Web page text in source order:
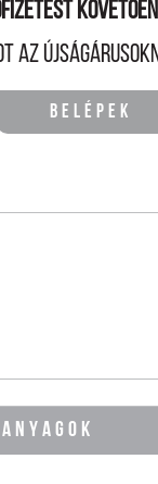
az
Belépek